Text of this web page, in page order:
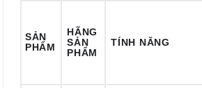
SẢN
PHẨM
HÃNG
SẢN
PHẨM
TÍNH NĂNG